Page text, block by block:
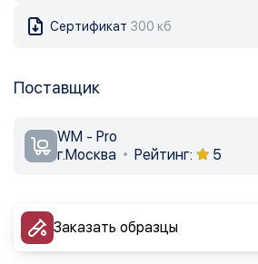
Сертификат 300 кб
Поставщик
WM - Pro
г.Москва
Рейтинг: 5
Заказать образцы